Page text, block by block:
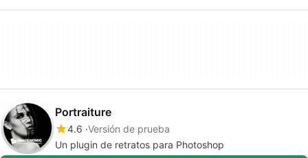
Portraiture
4.6 Versión de prueba
Un plugin de retratos para Photoshop